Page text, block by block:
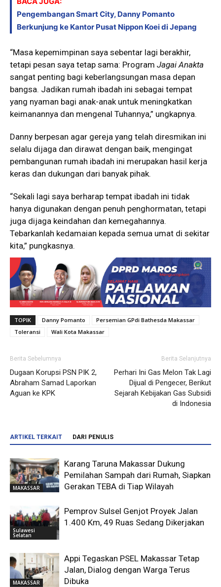
Pengembangan Smart City, Danny Pomanto
Berkunjung ke Kantor Pusat Nippon Koei di Jepang
“Masa kepemimpinan saya sebentar lagi berakhir,
tetapi pesan saya tetap sama: Program Jagai Anakta
sangat penting bagi keberlangsungan masa depan
bangsa. Jadikan rumah ibadah ini sebagai tempat
yang nyaman bagi anak-anak untuk meningkatkan
keimanannya dan mengenal Tuhannya,” ungkapnya.
Danny berpesan agar gereja yang telah diresmikan ini
selalu dijaga dan dirawat dengan baik, mengingat
pembangunan rumah ibadah ini merupakan hasil kerja
keras dan dukungan dari banyak pihak.
“Sekali lagi saya berharap tempat ibadah ini tidak
hanya digunakan dengan penuh penghormatan, tetapi
juga dijaga keindahan dan kemegahannya.
Tebarkanlah kedamaian kepada semua umat di sekitar
kita,” pungkasnya.
TOPIK Danny Pomanto
Persemian GPdi Bathesda Makassar
Toleransi
Wali Kota Makassar
Berita Sebelumnya
Dugaan Korupsi PSN PIK 2,
Abraham Samad Laporkan
Aguan ke KPK
Berita Selanjutnya
Perhari Ini Gas Melon Tak Lagi
Dijual di Pengecer, Berikut
Sejarah Kebijakan Gas Subsidi
di Indonesia
ARTIKEL TERKAIT DARI PENULIS
MAKASSAR
Karang Taruna Makassar Dukung
Pemilahan Sampah dari Rumah, Siapkan
Gerakan TEBA di Tiap Wilayah
Sulawesi
Selatan
Pemprov Sulsel Genjot Proyek Jalan
1.400 Km, 49 Ruas Sedang Dikerjakan
MAKASSAR
Appi Tegaskan PSEL Makassar Tetap
Jalan, Dialog dengan Warga Terus
Dibuka